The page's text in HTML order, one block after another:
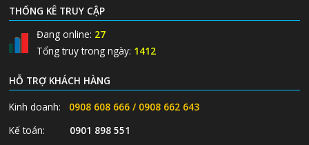
THỐNG KÊ TRUY CẬP
Đang online: 27
Tổng truy trong ngày: 1412
HỖ TRỢ KHÁCH HÀNG
Kinh doanh:
0908 608 666 / 0908 662 643
Kế toán: 0901 898 551